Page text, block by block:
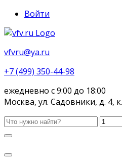
Войти
vfvru@ya.ru
+7 (499) 350-44-98
ежедневно с 9:00 до 18:00
Москва, ул. Садовники, д. 4,